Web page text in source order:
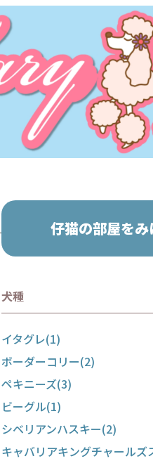
仔猫の部屋をみ
犬種
イタグレ(1)
ボーダーコリー(2)
ペキニーズ(3)
ビーグル(1)
シベリアンハスキー(2)
キャバリアキングチャールズ